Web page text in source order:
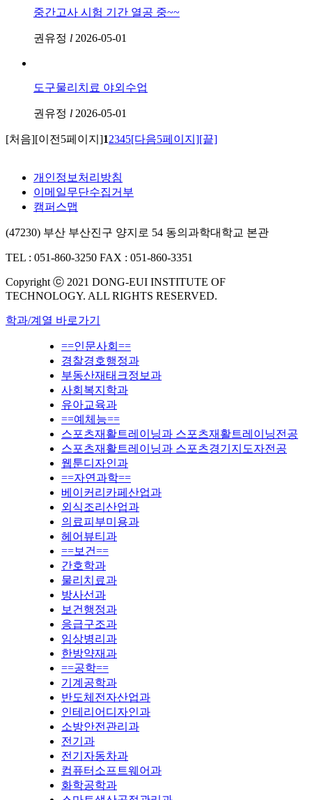
중간고사 시험 기간 열공 중~~
권유정 l 2026-05-01
도구물리치료 야외수업
권유정 l 2026-05-01
[처음][이전5페이지]12345[다음5페이지][끝]
개인정보처리방침
이메일무단수집거부
캠퍼스맵
(47230) 부산 부산진구 양지로 54 동의과학대학교 본관
TEL : 051-860-3250 FAX : 051-860-3351
Copyright ⓒ 2021 DONG-EUI INSTITUTE OF
TECHNOLOGY. ALL RIGHTS RESERVED.
학과/계열 바로가기
==인문사회==
경찰경호행정과
부동산재태크정보과
사회복지학과
유아교육과
==예체능==
스포츠재활트레이닝과 스포츠재활트레이닝전공
스포츠재활트레이닝과 스포츠경기지도자전공
웹툰디자인과
==자연과학==
베이커리카페산업과
외식조리산업과
의료피부미용과
헤어뷰티과
==보건==
간호학과
물리치료과
방사선과
보건행정과
응급구조과
임상병리과
한방약재과
==공학==
기계공학과
반도체전자산업과
인테리어디자인과
소방안전관리과
전기과
전기자동차과
컴퓨터소프트웨어과
화학공학과